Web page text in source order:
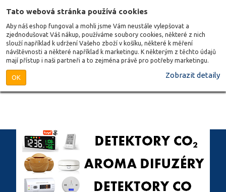
Tato webová stránka používá cookies
Aby náš eshop fungoval a mohli jsme Vám neustále vylepšovat a
zjednodušovat Váš nákup, používáme soubory cookies, některé z nich
slouží například k udržení Vašeho zboží v košíku, některé k měření
návštěvnosti a některé například k marketingu. K některým z těchto údajů
mají přístup i naši partneři a to zejména právě pro potřeby marketingu.
OK Zobrazit detaily